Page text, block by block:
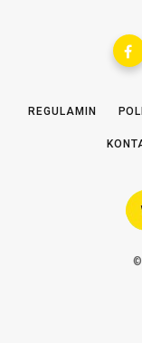
REGULAMIN
©